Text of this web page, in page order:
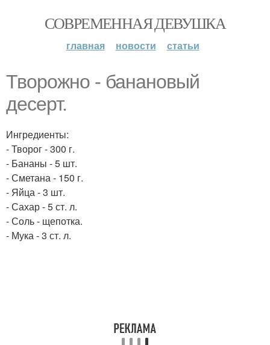
СОВРЕМЕННАЯ ДЕВУШКА
главная новости статьи
Творожно - банановый
десерт.
Ингредиенты:
- Творог - 300 г.
- Бананы - 5 шт.
- Сметана - 150 г.
- Яйца - 3 шт.
- Сахар - 5 ст. л.
- Соль - щепотка.
- Мука - 3 ст. л.